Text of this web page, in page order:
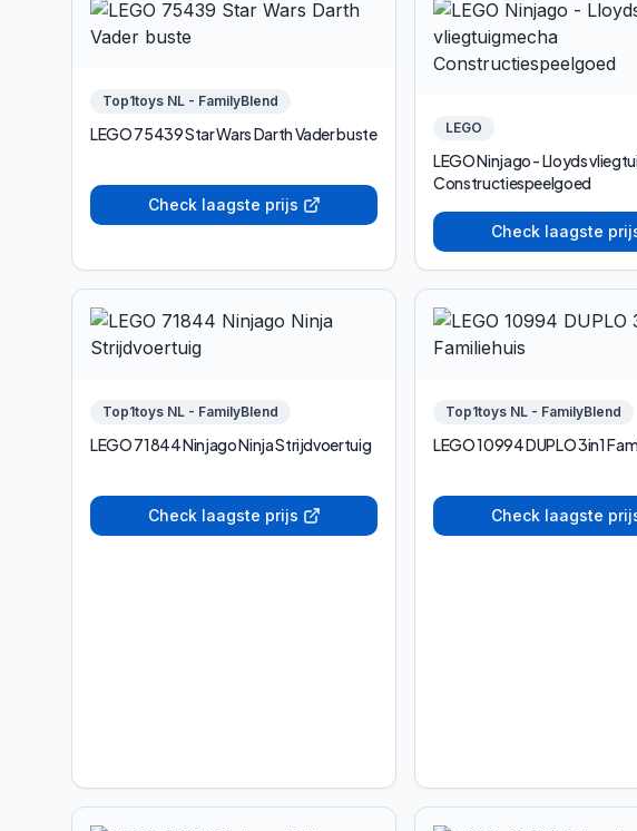
Top1toys NL - FamilyBlend
LEGO 75439 Star Wars Darth Vader buste
Check laagste prijs
LEGO
LEGO Ninjago - Lloyds
Constructiespeelgoed
Check laagste
Top1toys NL - FamilyBlend
LEGO 71844 Ninjago Ninja Strijdvoertuig
Check laagste prijs
Top1toys NL - FamilyBlend
LEGO 10994 DUPLO 3in1
Check laagste